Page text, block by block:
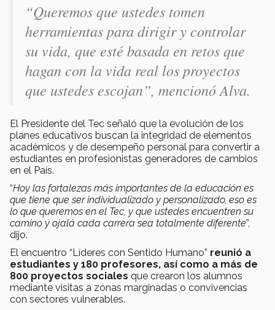
“Queremos que ustedes tomen
herramientas para dirigir y controlar
su vida, que esté basada en retos que
hagan con la vida real los proyectos
que ustedes escojan”, mencionó Alva.
El Presidente del Tec señaló que la evolución de los
planes educativos buscan la integridad de elementos
académicos y de desempeño personal para convertir a
estudiantes en profesionistas generadores de cambios
en el País.
“Hoy las fortalezas más importantes de la educación es
que tiene que ser individualizado y personalizado, eso es
lo que queremos en el Tec, y que ustedes encuentren su
camino y ojalá cada carrera sea totalmente diferente”,
dijo.
El encuentro “Líderes con Sentido Humano” reunió a
estudiantes y 180 profesores, así como a más de
800 proyectos sociales que crearon los alumnos
mediante visitas a zonas marginadas o convivencias
con sectores vulnerables.